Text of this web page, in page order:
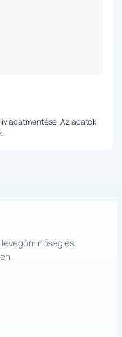
adatmentése. Az adatok
levegőminőség és